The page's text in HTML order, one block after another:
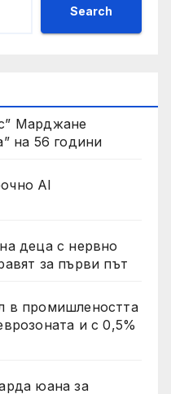
Search
Марджане
на 56 години
AI
деца с нервно
за първи път
в промишлеността
и с 0,5%
юана за